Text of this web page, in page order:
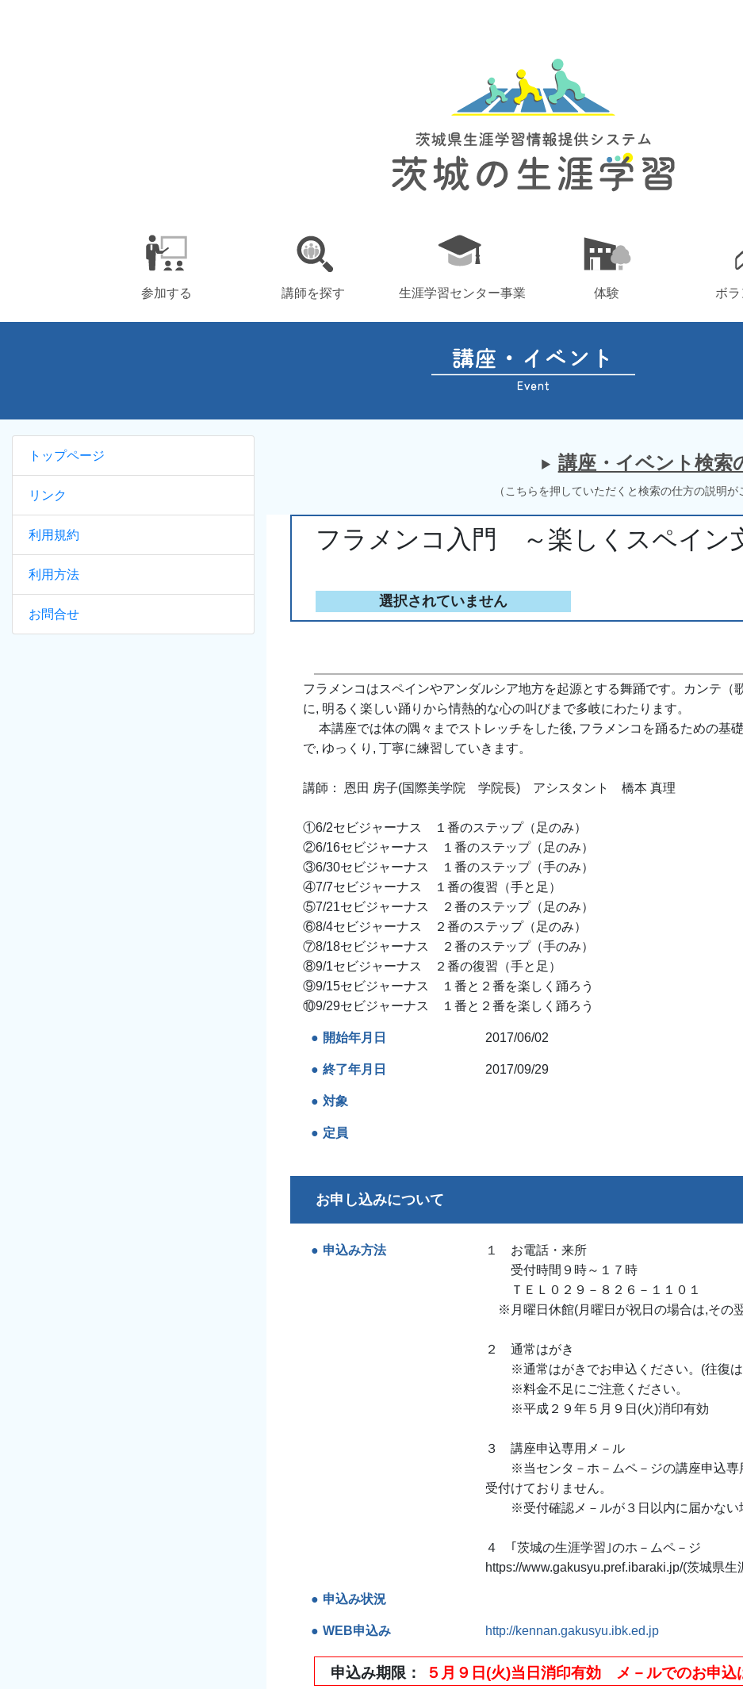
参加する 講師を探す 生涯学習センター事業 体験 ボ
トップページ
リンク
利用規約
利用方法
お問合せ
講座・イベント検索
（こちらを押していただくと検索の仕方の説明が
フラメンコ入門 ～楽しくスペイン
選択されていません
フラメンコはスペインやアンダルシア地方を起源とする舞踊です。カンテ（
に, 明るく楽しい踊りから情熱的な心の叫びまで多岐にわたります。
本講座では体の隅々までストレッチをした後, フラメンコを踊るための基
で, ゆっくり, 丁寧に練習していきます。
講師： 恩田 房子(国際美学院 学院長) アシスタント 橋本 真理
①6/2セビジャーナス １番のステップ（足のみ）
②6/16セビジャーナス １番のステップ（足のみ）
③6/30セビジャーナス １番のステップ（手のみ）
④7/7セビジャーナス １番の復習（手と足）
⑤7/21セビジャーナス ２番のステップ（足のみ）
⑥8/4セビジャーナス ２番のステップ（足のみ）
⑦8/18セビジャーナス ２番のステップ（手のみ）
⑧9/1セビジャーナス ２番の復習（手と足）
⑨9/15セビジャーナス １番と２番を楽しく踊ろう
⑩9/29セビジャーナス １番と２番を楽しく踊ろう
開始年月日 2017/06/02
終了年月日 2017/09/29
対象
定員
お申し込みについて
申込み方法
１ お電話・来所
受付時間９時～１７時
ＴＥＬ０２９－８２６－１１０１
※月曜日休館(月曜日が祝日の場合は,その
２ 通常はがき
※通常はがきでお申込ください。(往復は
※料金不足にご注意ください。
※平成２９年５月９日(火)消印有効
３ 講座申込専用メ－ル
※当センタ－ホ－ムペ－ジの講座申込専
受付けておりません。
※受付確認メ－ルが３日以内に届かない
４ ｢茨城の生涯学習｣のホ－ムペ－ジ
https://www.gakusyu.pref.ibaraki.jp/(茨城県
申込み状況
WEB申込み http://kennan.gakusyu.ibk.ed.jp
申込み期限 ５月９日(火)当日消印有効 メ－ルでのお申込